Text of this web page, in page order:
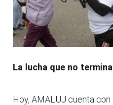
La lucha que no termina
Hoy, AMALUJ cuenta